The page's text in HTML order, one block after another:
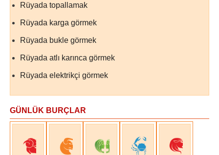
Rüyada topallamak
Rüyada karga görmek
Rüyada bukle görmek
Rüyada atlı karınca görmek
Rüyada elektrikçi görmek
GÜNLÜK BURÇLAR